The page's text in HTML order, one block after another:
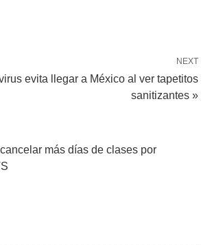
NEXT
evita llegar a México al ver tapetitos
sanitizantes »
más días de clases por